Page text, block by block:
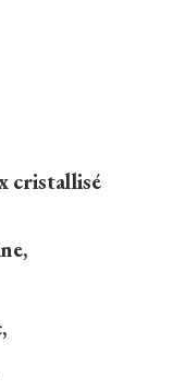
cristallisé